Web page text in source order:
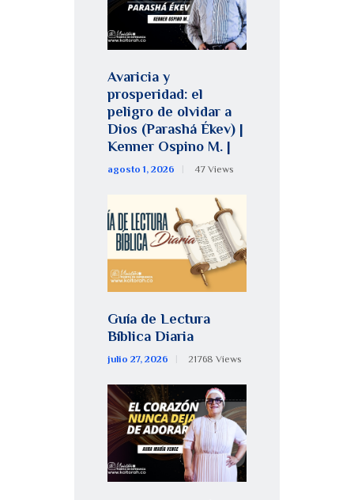
Avaricia y
prosperidad: el
peligro de olvidar a
Dios (Parashá Ékev) |
Kenner Ospino M. |
agosto 1, 2026 47 Views
Guía de Lectura
Bíblica Diaria
julio 27, 2026 21768 Views